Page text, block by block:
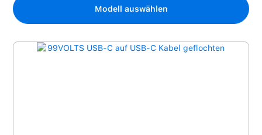
Modell auswählen